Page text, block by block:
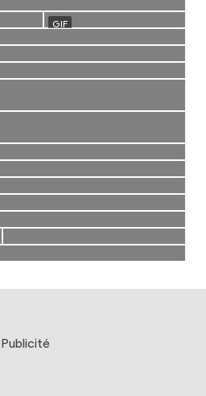
Publicité